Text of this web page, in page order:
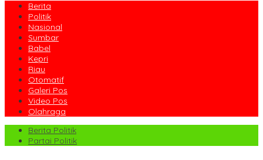
Berita
Politik
Nasional
Sumbar
Babel
Kepri
Riau
Otomatif
Galeri Pos
Video Pos
Olahraga
Berita Politik
Partai Politik